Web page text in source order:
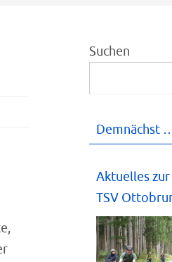
Suchen
Demnächst
Aktuelles zur
TSV